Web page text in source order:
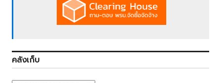
คลังเก็บ